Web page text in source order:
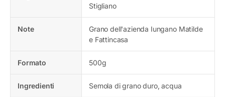
Stigliano
Note
Grano dell'azienda Iungano Matilde
e Fattincasa
Formato 500g
Ingredienti Semola di grano duro, acqua